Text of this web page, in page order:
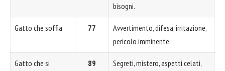
bisogni.
Gatto che soffia 77
Avvertimento, difesa, irritazione,
pericolo imminente.
Gatto che si
89
Segreti, mistero, aspetti celati,